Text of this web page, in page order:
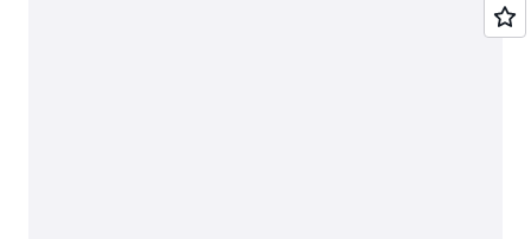
式引入绝大部分数据中心、主机托管空间或本地设施。您